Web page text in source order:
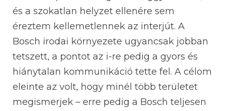
és a szokatlan helyzet ellenére sem
éreztem kellemetlennek az interjút. A
Bosch irodai környezete ugyancsak jobban
tetszett, a pontot az i-re pedig a gyors és
hiánytalan kommunikáció tette fel. A célom
eleinte az volt, hogy minél több területet
megismerjek – erre pedig a Bosch teljesen